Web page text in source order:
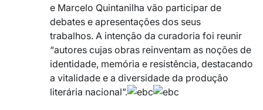
e Marcelo Quintanilha vão participar de
debates e apresentações dos seus
trabalhos. A intenção da curadoria foi reunir
“autores cujas obras reinventam as noções de
identidade, memória e resistência, destacando
a vitalidade e a diversidade da produção
literária nacional”.